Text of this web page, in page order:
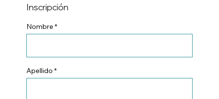
Inscripción
Nombre
Apellido